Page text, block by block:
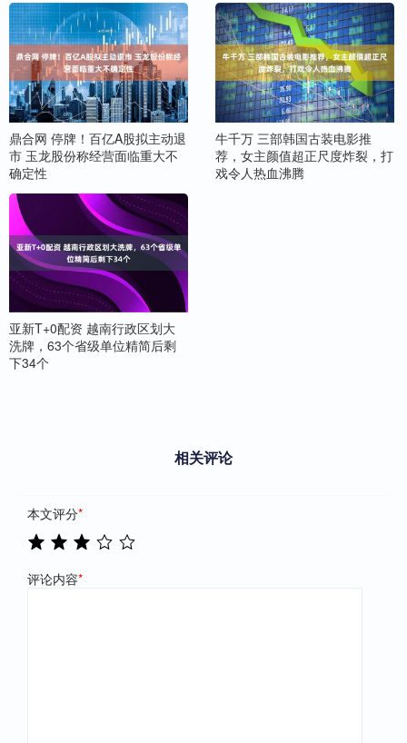
鼎合网 停牌！百亿A股拟主动退
市 玉龙股份称经营面临重大不
确定性
牛千万 三部韩国古装电影推
荐，女主颜值超正尺度炸裂，打
戏令人热血沸腾
亚新T+0配资 越南行政区划大
洗牌，63个省级单位精简后剩
下34个
相关评论
本文评分*
评论内容*